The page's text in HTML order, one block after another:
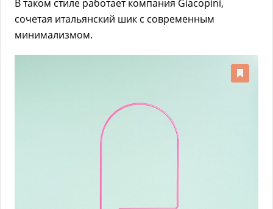
В таком стиле работает компания Giacopini,
сочетая итальянский шик с современным
минимализмом.